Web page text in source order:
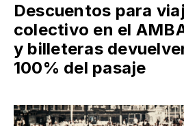
Descuentos para
colectivo en el
y billeteras
100% del pasaje